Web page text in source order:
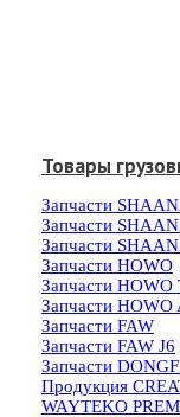
Товары
Запчасти
Запчасти
Запчасти
Запчасти HOWO
Запчасти HOWO
Запчасти HOWO
Запчасти FAW
Запчасти FAW J6
Запчасти
Продукция
WAYTEKO